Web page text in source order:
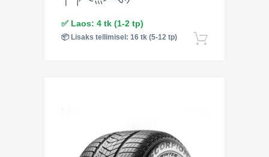
✅ Laos: 4 tk (1-2 tp)
📦 Lisaks tellimisel: 16 tk (5-12 tp)